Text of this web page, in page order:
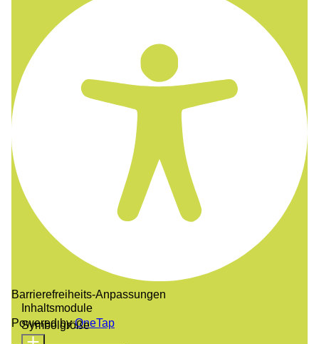
Barrierefreiheits-Anpassungen
Powered byOneTap
Inhaltsmodule
Symbolgröße